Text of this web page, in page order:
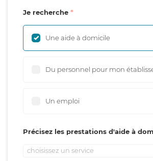
Je recherche
Une aide à domicile
Du personnel pour mon
Un emploi
Précisez les prestations d'aide à
choisissez un service